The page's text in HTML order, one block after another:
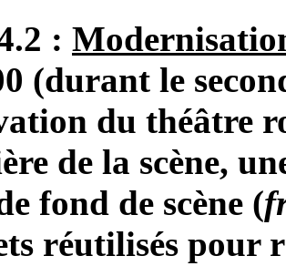
:
(durant le
du théâtre
de la scène,
fond de scène (
réutilisés pour